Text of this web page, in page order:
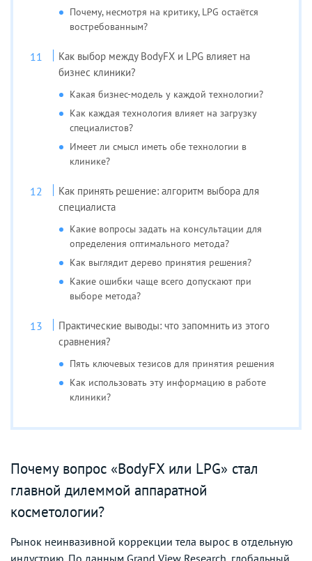
Почему, несмотря на критику, LPG остаётся
востребованным?
Как выбор между BodyFX и LPG влияет на
бизнес клиники?
Какая бизнес-модель у каждой технологии?
Как каждая технология влияет на загрузку
специалистов?
Имеет ли смысл иметь обе технологии в
клинике?
Как принять решение: алгоритм выбора для
специалиста
Какие вопросы задать на консультации для
определения оптимального метода?
Как выглядит дерево принятия решения?
Какие ошибки чаще всего допускают при
выборе метода?
Практические выводы: что запомнить из этого
сравнения?
Пять ключевых тезисов для принятия решения
Как использовать эту информацию в работе
клиники?
Почему вопрос «BodyFX или LPG» стал
главной дилеммой аппаратной
косметологии?
Рынок неинвазивной коррекции тела вырос в отдельную
индустрию. По данным Grand View Research, глобальный